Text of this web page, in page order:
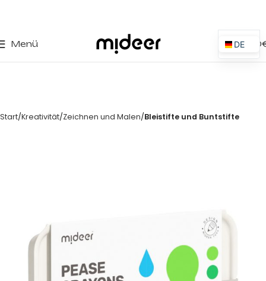
Menü 0,00
Start Kreativität Zeichnen und Malen Bleistifte und Buntstifte
DE
ES
PT